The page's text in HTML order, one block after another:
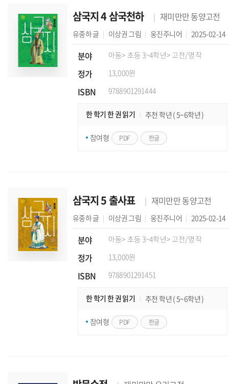
삼국지 4 삼국천하 재미만만 동양고전
유중하글 이상권그림 웅진주니어 2025-02-14
분야 아동> 초등 3~4학년> 고전/명작
정가 13,000원
ISBN 9788901291444
한 학기 한 권 읽기 추천 학년 ( 5~6학년 )
참여형 PDF 한글
삼국지 5 출사표 재미만만 동양고전
유중하글 이상권그림 웅진주니어 2025-02-14
분야 아동> 초등 3~4학년> 고전/명작
정가 13,000원
ISBN 9788901291451
한 학기 한 권 읽기 추천 학년 ( 5~6학년 )
참여형 PDF 한글